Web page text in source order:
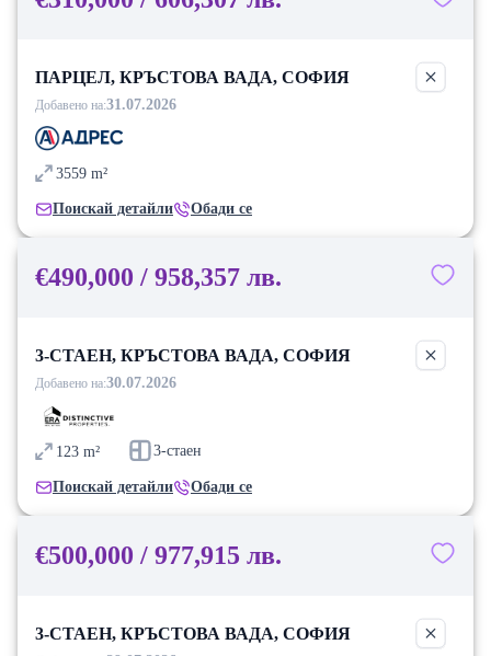
ПАРЦЕЛ, КРЪСТОВА ВАДА, СОФИЯ
Добавено на:31.07.2026
3559 m²
Поискай детайли Обади се
€490,000 / 958,357 лв.
3-СТАЕН, КРЪСТОВА ВАДА, СОФИЯ
Добавено на:30.07.2026
123 m² 3-стаен
Поискай детайли Обади се
€500,000 / 977,915 лв.
3-СТАЕН, КРЪСТОВА ВАДА, СОФИЯ